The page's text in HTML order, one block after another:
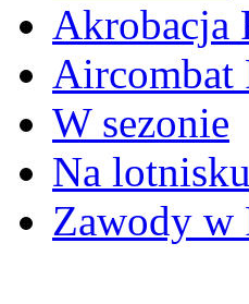
Akrobacja
Aircombat
W sezonie
Na lotnisku
Zawody w